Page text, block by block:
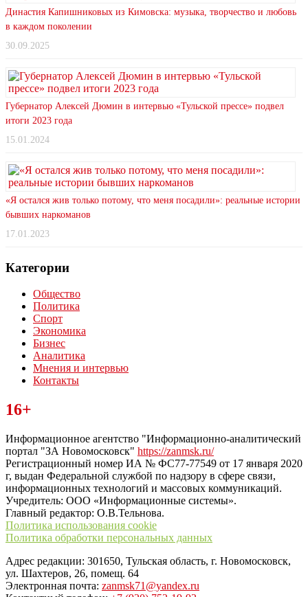
Династия Капишниковых из Кимовска: музыка, творчество и любовь
в каждом поколении
30.09.2025
Губернатор Алексей Дюмин в интервью «Тульской прессе» подвел
итоги 2023 года
15.01.2024
«Я остался жив только потому, что меня посадили»: реальные истории
бывших наркоманов
17.01.2023
Категории
Общество
Политика
Спорт
Экономика
Бизнес
Аналитика
Мнения и интервью
Контакты
Читайте последние новости дня в Тульской области на сайте
“ЗаНовомосковск”
16+
Информационное агентство "Информационно-аналитический
портал "ЗА Новомосковск" https://zanmsk.ru/
Регистрационный номер ИА № ФС77-77549 от 17 января 2020
г, выдан Федеральной службой по надзору в сфере связи,
информационных технологий и массовых коммуникаций.
Учредитель: ООО «Информационные системы».
Главный редактор: О.В.Тельнова.
Политика использования cookie
Политика обработки персональных данных
Адрес редакции: 301650, Тульская область, г. Новомосковск,
ул. Шахтеров, 26, помещ. 64
Электронная почта: zanmsk71@yandex.ru